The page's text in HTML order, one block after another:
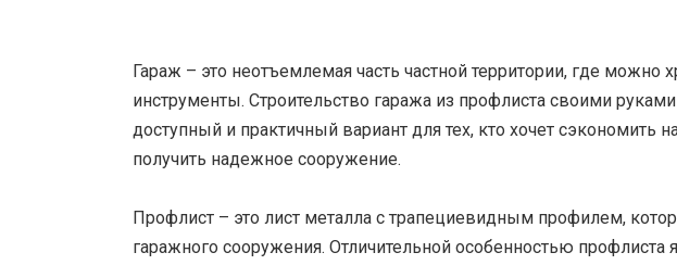
Гараж – это неотъемлемая часть частной территории, где можно
инструменты. Строительство гаража из профлиста своими
доступный и практичный вариант для тех, кто хочет сэкономить
получить надежное сооружение.
Профлист – это лист металла с трапециевидным профилем,
гаражного сооружения. Отличительной особенностью профлиста